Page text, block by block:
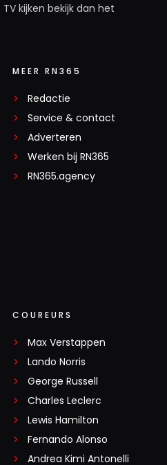
kijken bekijk dan het
MEER RN365
Redactie
Service & contact
Adverteren
Werken bij RN365
RN365.agency
COUREURS
Max Verstappen
Lando Norris
George Russell
Charles Leclerc
Lewis Hamilton
Fernando Alonso
Andrea Kimi Antonelli